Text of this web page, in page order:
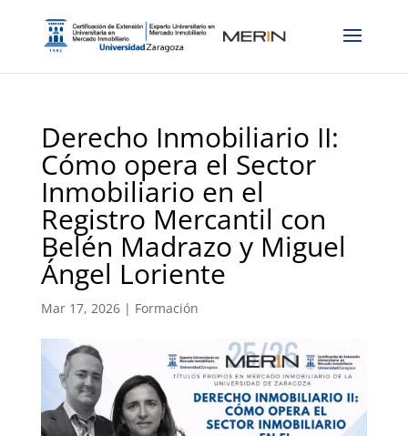
Derecho Inmobiliario II:
Cómo opera el Sector
Inmobiliario en el
Registro Mercantil con
Belén Madrazo y Miguel
Ángel Loriente
Mar 17, 2026| Formación